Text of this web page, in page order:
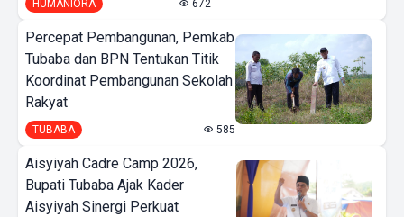
HUMANIORA 672
Percepat Pembangunan, Pemkab
Tubaba dan BPN Tentukan Titik
Koordinat Pembangunan Sekolah
Rakyat
TUBABA 585
Aisyiyah Cadre Camp 2026,
Bupati Tubaba Ajak Kader
Aisyiyah Sinergi Perkuat